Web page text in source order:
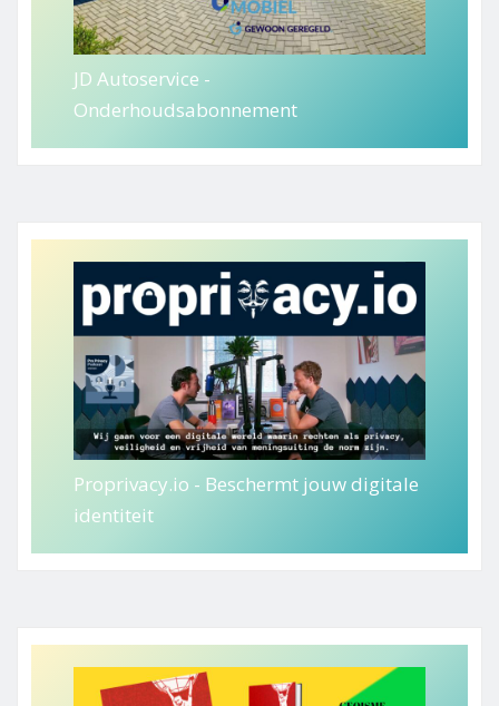
JD Autoservice -
Onderhoudsabonnement
Proprivacy.io - Beschermt jouw digitale
identiteit